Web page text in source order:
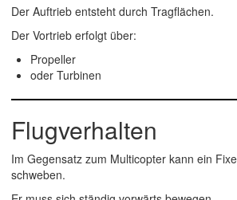
Der Auftrieb entsteht durch Tragflächen.
Der Vortrieb erfolgt über:
Propeller
oder Turbinen
Flugverhalten
Im Gegensatz zum Multicopter kann ein
schweben.